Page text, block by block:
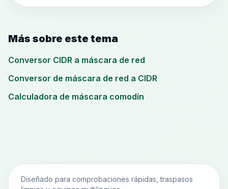
Más sobre este tema
Conversor CIDR a máscara de red
Conversor de máscara de red a CIDR
Calculadora de máscara comodín
Diseñado para comprobaciones rápidas, traspasos